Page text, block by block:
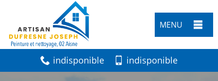
MENU
indisponible indisponible